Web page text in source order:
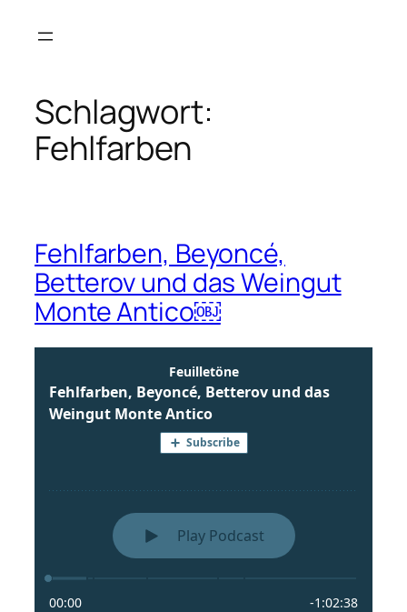
Inhalt
Schlagwort:
Fehlfarben
Fehlfarben, Beyoncé,
Betterov und das Weingut
Monte Antico￼